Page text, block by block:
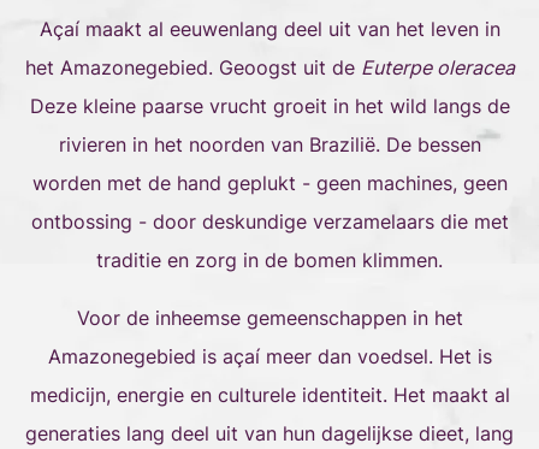
Açaí maakt al eeuwenlang deel uit van het leven in
het Amazonegebied. Geoogst uit de Euterpe oleracea
Deze kleine paarse vrucht groeit in het wild langs de
rivieren in het noorden van Brazilië. De bessen
worden met de hand geplukt - geen machines, geen
ontbossing - door deskundige verzamelaars die met
traditie en zorg in de bomen klimmen.
Voor de inheemse gemeenschappen in het
Amazonegebied is açaí meer dan voedsel. Het is
medicijn, energie en culturele identiteit. Het maakt al
generaties lang deel uit van hun dagelijkse dieet, lang